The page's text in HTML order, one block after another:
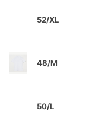
52/XL
48/M
50/L